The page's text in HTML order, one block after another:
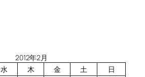
2012年2月
水 木 金 土
日